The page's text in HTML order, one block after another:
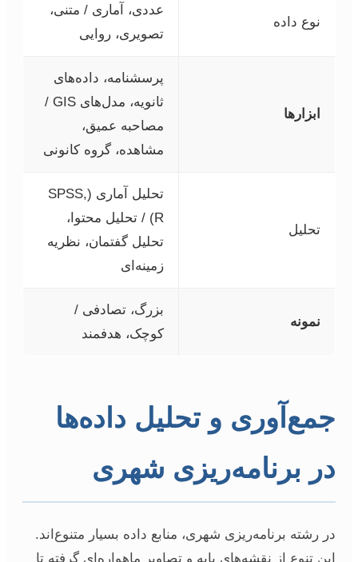
نوع داده
عددی، آماری / متنی،
تصویری، روایی
ابزارها
پرسشنامه، داده‌های
ثانویه، مدل‌های GIS /
مصاحبه عمیق،
مشاهده، گروه کانونی
تحلیل
تحلیل آماری (SPSS,
R) / تحلیل محتوا،
تحلیل گفتمان، نظریه
زمینه‌ای
نمونه
بزرگ، تصادفی /
کوچک، هدفمند
جمع‌آوری و تحلیل داده‌ها
در برنامه‌ریزی شهری
در رشته برنامه‌ریزی شهری، منابع داده بسیار متنوع‌اند.
این تنوع از نقشه‌های پایه و تصاویر ماهواره‌ای گرفته تا